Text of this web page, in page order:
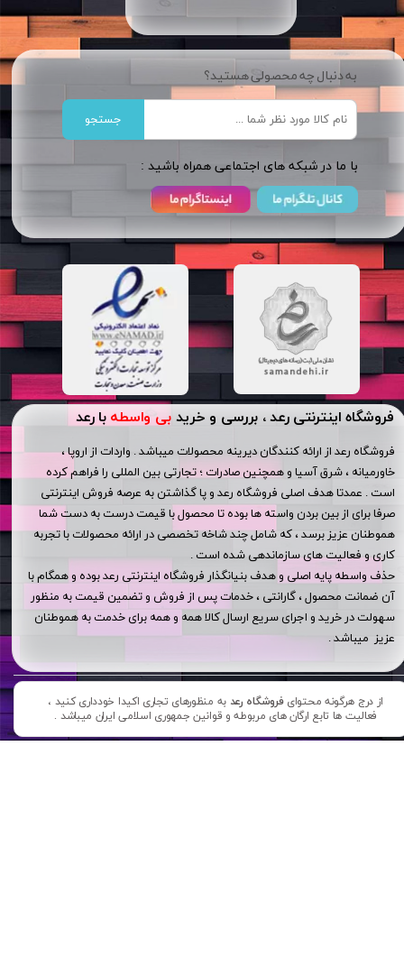
فروشگاه اینترنتی رعد ، بررسی و خرید بی واسطه با رعد
فروشگاه رعد از ارائه کنندگان دیرینه محصولات میباشد . واردات از اروپا ،
خاورمیانه ، شرق آسیا و همچنین صادرات ؛ تجارتی بین المللی را فراهم کرده
است . عمدتا هدف اصلی فروشگاه رعد و پا گذاشتن به عرصه فروش اینترنتی
صرفا برای از بین بردن واسته ها بوده تا محصول با قیمت درست به دست شما
هموطنان عزیز برسد ، که شامل چند شاخه تخصصی در ارائه محصولات با تجربه
کاری و فعالیت های سازماندهی شده است .
حذف واسطه پایه اصلی و هدف بنیانگذار فروشگاه اینترنتی رعد بوده و همگام با
آن ضمانت محصول ، گارانتی ، خدمات پس از فروش و تضمین قیمت به منظور
سهولت در خرید و اجرای سریع ارسال کالا همه و همه برای خدمت به هموطنان
عزیز میباشد .
از درج هرگونه محتوایفروشگاه رعد به منظورهای تجاری اکیدا خودداری کنید ،
فعالیت ها تابع ارگان های مربوطه و قوانین جمهوری اسلامی ایران میباشد .​​​​​​​
به دنبال چه محصولی هستید؟
جستجو
​​با ما در شبکه های اجتماعی همراه باشید :